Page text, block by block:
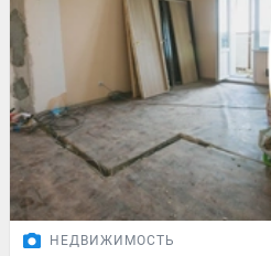
НЕДВИЖИМОСТЬ